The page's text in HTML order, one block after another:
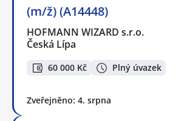
(m/ž) (A14448)
HOFMANN WIZARD s.r.o.
Česká Lípa
60 000 Kč Plný úvazek
Zveřejněno: 4. srpna